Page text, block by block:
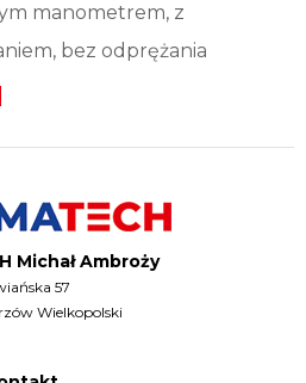
manometrem, z
bez odprężania
Michał Ambroży
57
Wielkopolski